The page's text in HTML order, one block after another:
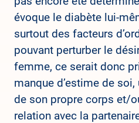
évoque le diabète lui-
surtout des facteurs
pouvant perturber le
femme, ce serait donc
manque d’estime de
de son propre corps et/
relation avec la